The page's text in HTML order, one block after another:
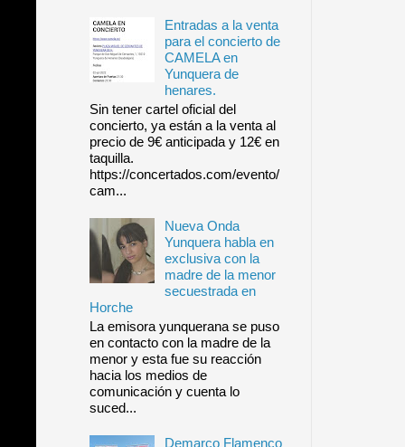
Entradas a la venta
para el concierto de
CAMELA en
Yunquera de
henares.
Sin tener cartel oficial del
concierto, ya están a la venta al
precio de 9€ anticipada y 12€ en
taquilla.
https://concertados.com/evento/
cam...
Nueva Onda
Yunquera habla en
exclusiva con la
madre de la menor
secuestrada en
Horche
La emisora yunquerana se puso
en contacto con la madre de la
menor y esta fue su reacción
hacia los medios de
comunicación y cuenta lo
suced...
Demarco Flamenco